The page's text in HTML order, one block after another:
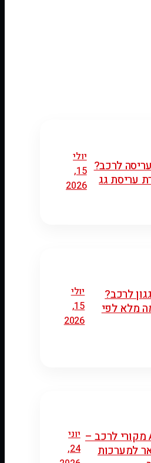
לרכב?
עריסת גג
יולי
15,
2026
לרכב?
מלא לפי
יולי
15,
2026
חיישן ADAS מקורי לרכב –
למערכות
יוני
24,